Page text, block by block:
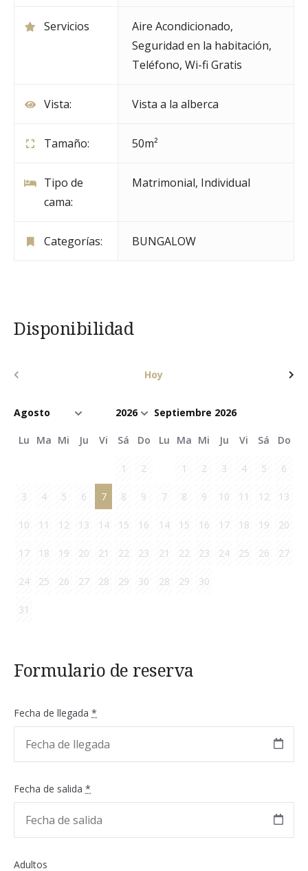
Servicios Aire Acondicionado,
Seguridad en la habitación,
Teléfono, Wi-fi Gratis
Vista: Vista a la alberca
Tamaño: 50m²
Tipo de
cama:
Matrimonial, Individual
Categorías: BUNGALOW
Disponibilidad
Hoy
Lu Ma Mi Ju Vi Sá Do
1 2
3 4 5 6 7 8 9
10 11 12 13 14 15 16
17 18 19 20 21 22 23
24 25 26 27 28 29 30
31
Septiembre 2026
Lu Ma Mi Ju Vi Sá Do
1 2 3 4 5 6
7 8 9 10 11 12 13
14 15 16 17 18 19 20
21 22 23 24 25 26 27
28 29 30
Formulario de reserva
Fecha de llegada *
Fecha de salida *
Adultos